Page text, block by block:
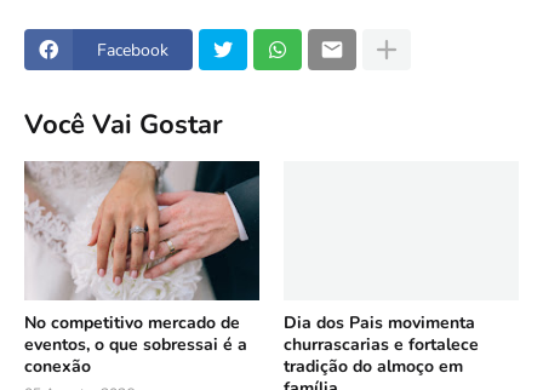
Facebook
Você Vai Gostar
No competitivo mercado de
eventos, o que sobressai é a
conexão
Dia dos Pais movimenta
churrascarias e fortalece
tradição do almoço em